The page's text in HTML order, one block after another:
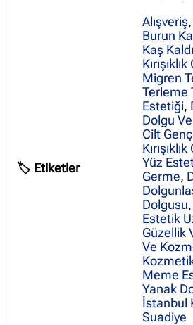
🏷️ Etiketler
Alışveriş,
Burun
Kaş
Migren
Terleme
Estetiği,
Dolgu
Cilt
Yüz
Germe,
Dolgusu,
Estetik
Güzellik
Ve
Meme
Yanak
İstanbul
Suadiye